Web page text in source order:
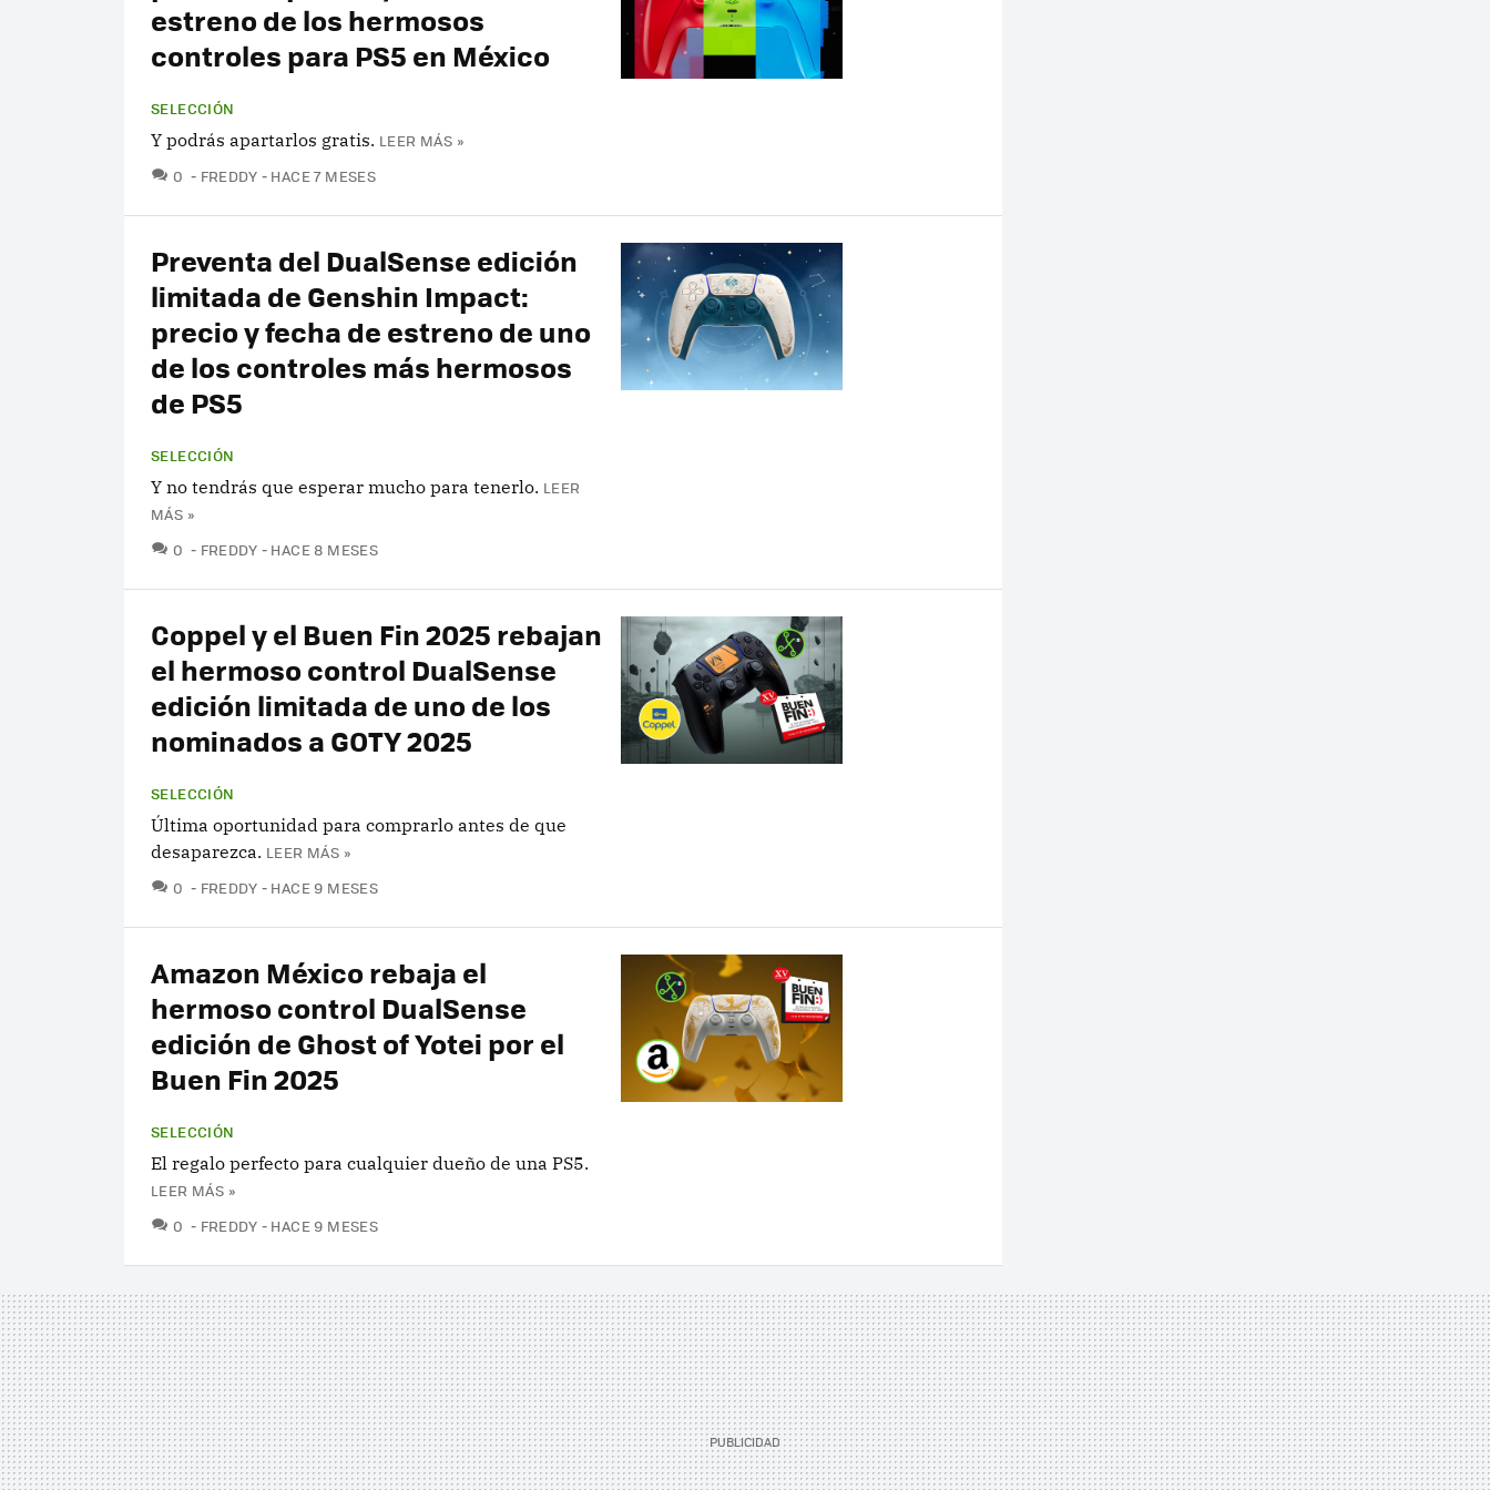
estreno de los hermosos
controles para PS5 en México
SELECCIÓN
Y podrás apartarlos gratis. LEER MÁS »
0 COMENTARIOS
FREDDY HACE 7 MESES
Preventa del DualSense edición
limitada de Genshin Impact:
precio y fecha de estreno de uno
de los controles más hermosos
de PS5
SELECCIÓN
Y no tendrás que esperar mucho para tenerlo. LEER
MÁS »
0 COMENTARIOS
FREDDY HACE 8 MESES
Coppel y el Buen Fin 2025 rebajan
el hermoso control DualSense
edición limitada de uno de los
nominados a GOTY 2025
SELECCIÓN
Última oportunidad para comprarlo antes de que
desaparezca. LEER MÁS »
0 COMENTARIOS
FREDDY HACE 9 MESES
Amazon México rebaja el
hermoso control DualSense
edición de Ghost of Yotei por el
Buen Fin 2025
SELECCIÓN
El regalo perfecto para cualquier dueño de una PS5.
LEER MÁS »
0 COMENTARIOS
FREDDY HACE 9 MESES